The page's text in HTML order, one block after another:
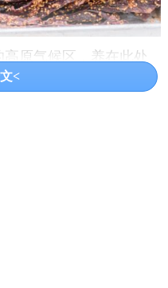
原气候区，养在此处
高度的天然牧场中，
<